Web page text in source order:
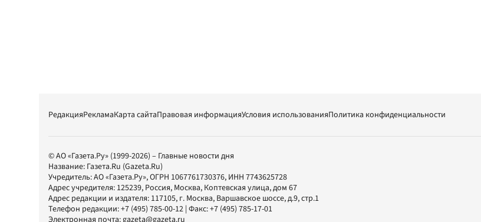
РедакцияРекламаКарта сайтаПравовая информацияУсловия использованияПолитика конфиденциальности
© АО «Газета.Ру» (1999-2026) – Главные новости дня
Название: Газета.Ru (Gazeta.Ru)
Учредитель:АО «Газета.Ру», ОГРН 1067761730376, ИНН 7743625728
Адрес учредителя: 125239, Россия, Москва, Коптевская улица, дом 67
Адрес редакции и издателя: 117105, г. Москва, Варшавское шоссе, д.9, стр.1
Телефон редакции:+7 (495) 785-00-12 | Факс:+7 (495) 785-17-01
Электронная почта: gazeta@gazeta.ru